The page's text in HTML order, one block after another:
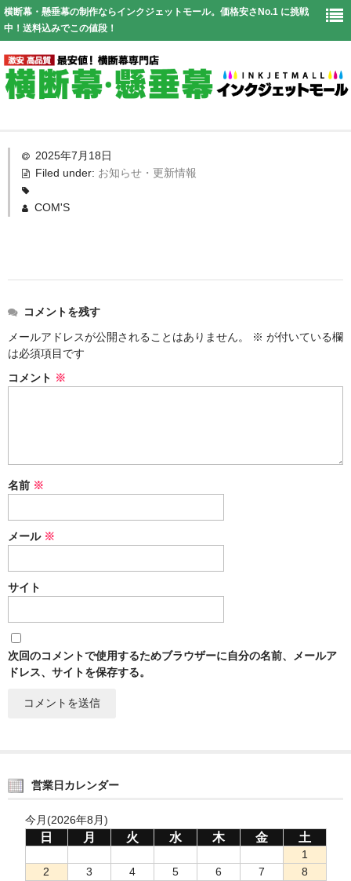
横断幕・懸垂幕の制作ならインクジェットモール。価格安さNo.1 に挑戦
中！送料込みでこの値段！
Top
幕仕様
よくある質問
2025年7月18日
Filed under: お知らせ・更新情報
COM'S
コメントを残す
メールアドレスが公開されることはありません。
※ が付いている欄
は必須項目です
コメント ※
名前 ※
メール ※
サイト
次回のコメントで使用するためブラウザーに自分の名前、メールア
ドレス、サイトを保存する。
営業日カレンダー
今月(2026年8月)
日 月 火 水 木 金 土
1
2
3 4 5 6 7
8